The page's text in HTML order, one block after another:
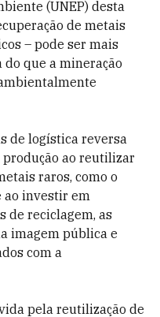
(UNEP) desta
de metais
– pode ser mais
que a mineração
de logística reversa
ao reutilizar
raros, como o
ao investir em
de reciclagem, as
imagem pública e
com a
pela reutilização de